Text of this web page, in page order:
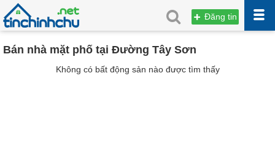
Đăng tin
Bán nhà mặt phố tại Đường Tây Sơn
Không có bất động sản nào được tìm thấy